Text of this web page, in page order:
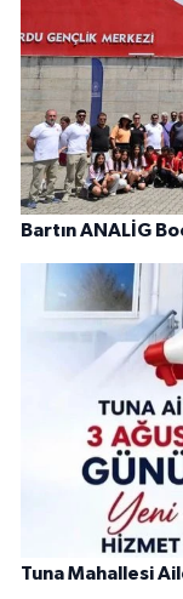
Bartın ANALİG
Tuna Mahallesi